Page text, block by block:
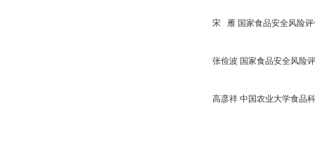
宋 雁 国家食品安全风险评
张俭波 国家食品安全风险评
高彦祥 中国农业大学食品科